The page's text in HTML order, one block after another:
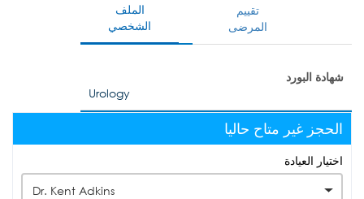
الملف
الشخصي
تقييم
المرضى
شهادة البورد
Urology
الحجز غير متاح حاليا
اختيار العيادة
Dr. Kent Adkins